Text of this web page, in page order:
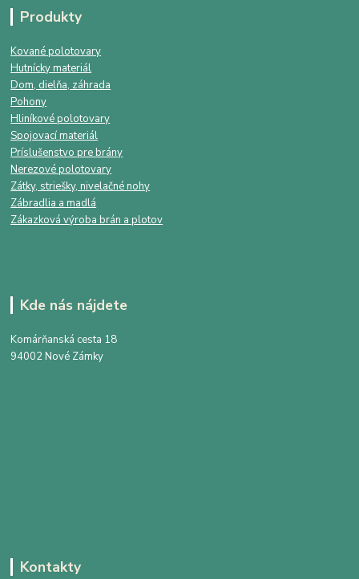
Produkty
Kované polotovary
Hutnícky materiál
Dom, dielňa, záhrada
Pohony
Hliníkové polotovary
Spojovací materiál
Príslušenstvo pre brány
Nerezové polotovary
Zátky, striešky, nivelačné nohy
Zábradlia a madlá
Zákazková výroba brán a plotov
Kde nás nájdete
Komárňanská cesta 18
94002 Nové Zámky
Kontakty